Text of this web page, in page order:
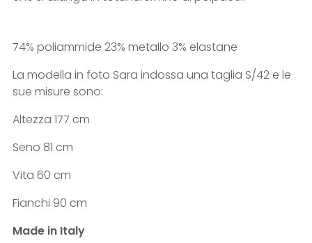
74% poliammide 23% metallo 3% elastane
La modella in foto Sara indossa una taglia S/42 e le
sue misure sono:
Altezza 177 cm
Seno 81 cm
Vita 60 cm
Fianchi 90 cm
Made in Italy